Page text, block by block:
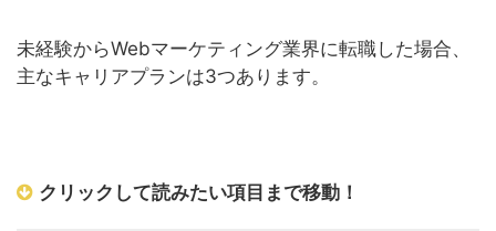
未経験からWebマーケティング業界に転職した場合、
主なキャリアプランは3つあります。
クリックして読みたい項目まで移動！